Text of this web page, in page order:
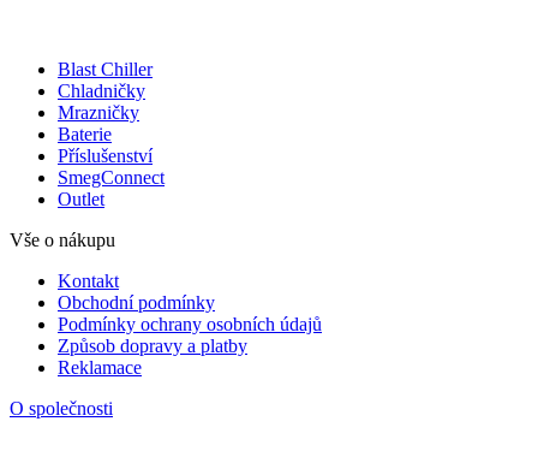
Blast Chiller
Chladničky
Mrazničky
Baterie
Příslušenství
SmegConnect
Outlet
Vše o nákupu
Kontakt
Obchodní podmínky
Podmínky ochrany osobních údajů
Způsob dopravy a platby
Reklamace
O společnosti